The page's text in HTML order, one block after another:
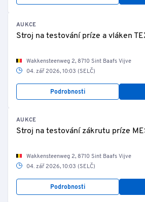
AUKCE
Stroj na testování príze a vláken
Wakkensteenweg 2, 8710 Sint Baafs Vijve
04. zář 2026, 10:03 (SELČ)
Podrobnosti
AUKCE
Stroj na testování zákrutu príze
Wakkensteenweg 2, 8710 Sint Baafs Vijve
04. zář 2026, 10:03 (SELČ)
Podrobnosti